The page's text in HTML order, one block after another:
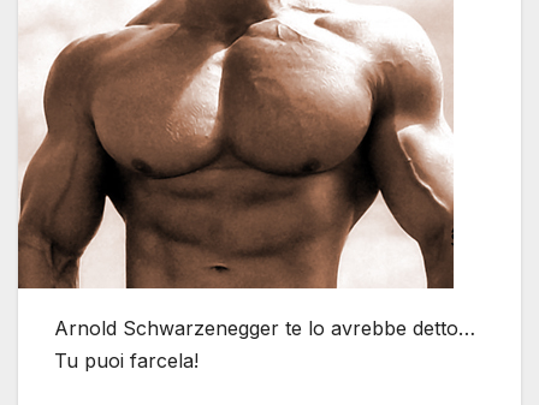
Arnold Schwarzenegger te lo avrebbe detto…
Tu puoi farcela!